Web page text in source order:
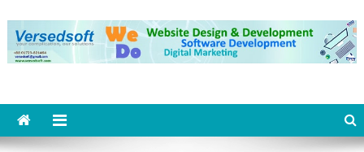
Daily Shomoy, Since 2004
from LONDON